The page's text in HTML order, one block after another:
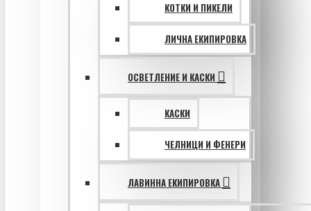
КОТКИ И ПИКЕЛИ
ЛИЧНА ЕКИПИРОВКА
ОСВЕТЛЕНИЕ И КАСКИ
КАСКИ
ЧЕЛНИЦИ И ФЕНЕРИ
ЛАВИННА ЕКИПИРОВКА